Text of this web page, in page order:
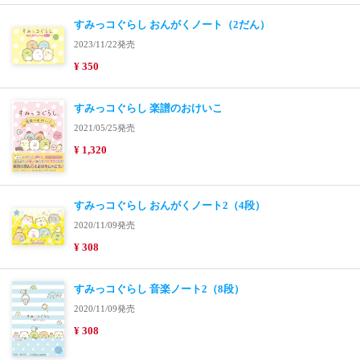
すみっコぐらし おんがくノート（2だん）
2023/11/22発売
¥ 350
すみっコぐらし 楽譜のおけいこ
2021/05/25発売
¥ 1,320
すみっコぐらし おんがくノート2（4段）
2020/11/09発売
¥ 308
すみっコぐらし 音楽ノート2（8段）
2020/11/09発売
¥ 308